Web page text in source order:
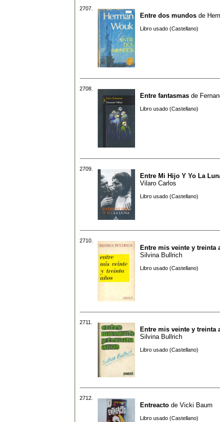
2707.
Entre dos mundos de
Libro usado (Castellano)
2708.
Entre fantasmas de
Libro usado (Castellano)
2709.
Entre Mi Hijo Y Yo La
Vilaro Carlos
Libro usado (Castellano)
2710.
Entre mis veinte y treinta
Silvina Bullrich
Libro usado (Castellano)
2711.
Entre mis veinte y treinta
Silvina Bullrich
Libro usado (Castellano)
2712.
Entreacto de Vicki Baum
Libro usado (Castellano)